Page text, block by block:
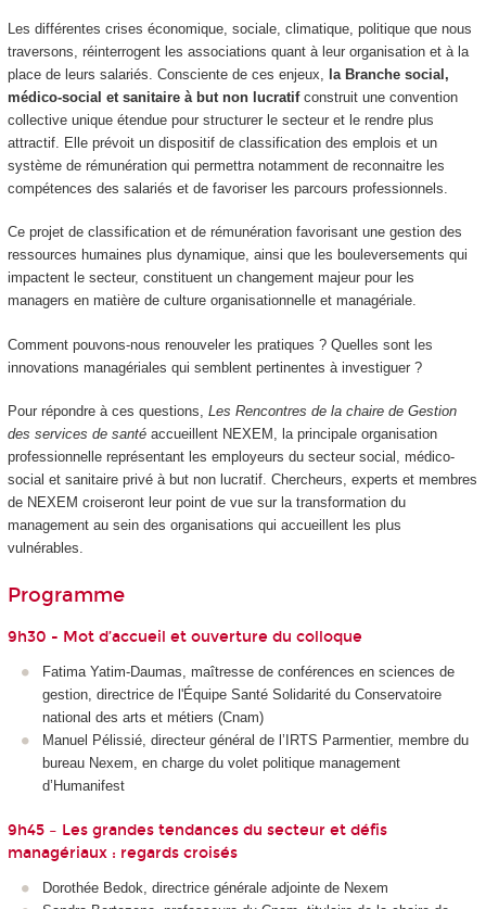
Les différentes crises économique, sociale, climatique, politique que nous
traversons, réinterrogent les associations quant à leur organisation et à la
place de leurs salariés. Consciente de ces enjeux,
la Branche social,
médico-social et sanitaire à but non lucratifconstruit une convention
collective unique étendue pour structurer le secteur et le rendre plus
attractif. Elle prévoit un dispositif de classification des emplois et un
système de rémunération qui permettra notamment de reconnaitre les
compétences des salariés et de favoriser les parcours professionnels.
Ce projet de classification et de rémunération favorisant une gestion des
ressources humaines plus dynamique, ainsi que les bouleversements qui
impactent le secteur, constituent un changement majeur pour les
managers en matière de culture organisationnelle et managériale.
Comment pouvons-nous renouveler les pratiques ? Quelles sont les
innovations managériales qui semblent pertinentes à investiguer ?
Pour répondre à ces questions, Les Rencontres de la chaire de Gestion
des services de santéaccueillent NEXEM, la principale organisation
professionnelle représentant les employeurs du secteur social, médico-
social et sanitaire privé à but non lucratif. Chercheurs, experts et membres
de NEXEM croiseront leur point de vue sur la transformation du
management au sein des organisations qui accueillent les plus
vulnérables.
Programme
9h30 - Mot d’accueil et ouverture du colloque
Fatima Yatim-Daumas, maîtresse de conférences en sciences de
gestion, directrice de l'Équipe Santé Solidarité du Conservatoire
national des arts et métiers (Cnam)
Manuel Pélissié, directeur général de l’IRTS Parmentier, membre du
bureau Nexem, en charge du volet politique management
d’Humanifest
9h45 – Les grandes tendances du secteur et défis
managériaux : regards croisés
Dorothée Bedok, directrice générale adjointe de Nexem